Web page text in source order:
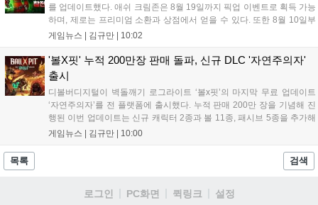
를 업데이트했다. 애쉬 크림존은 8월 19일까지 픽업 이벤트로 획득 가능
하며, 제로는 프리미엄 소환과 상점에서 얻을 수 있다. 또한 8월 10일부
터 14일까지 럭키 엘피 이벤트로 론을, 13일부터 26일까지 트로피칼 아
로 전략적 전투의 재미가 더욱 강화될 것으로 기대된다....
게임뉴스 | 김규만 | 10:02
'볼X핏' 누적 200만장 판매 돌파, 신규 DLC '자연주의자'
출시
디볼버디지털이 벽돌깨기 로그라이트 ‘볼x핏’의 마지막 무료 업데이트
‘자연주의자’를 전 플랫폼에 출시했다. 누적 판매 200만 장을 기념해 진
행된 이번 업데이트는 신규 캐릭터 2종과 볼 11종, 패시브 5종을 추가해
전략적 재미를 높였다. 게임은 PC와 콘솔, 모바일에서 한글판으로 즐길
라고 밝혀 향후 행보에 기대감을 모으고 있다. 상세 정보는 공식 홈페이
게임뉴스 | 김규만 | 10:00
목록 검색
로그인 PC화면 퀵링크
설정